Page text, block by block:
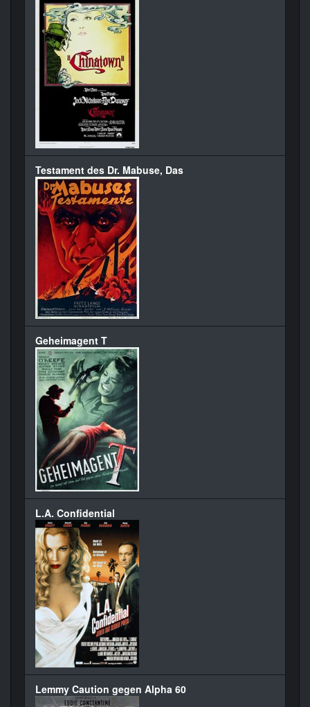
Testament des Dr. Mabuse, Das
Geheimagent T
L.A. Confidential
Lemmy Caution gegen Alpha 60